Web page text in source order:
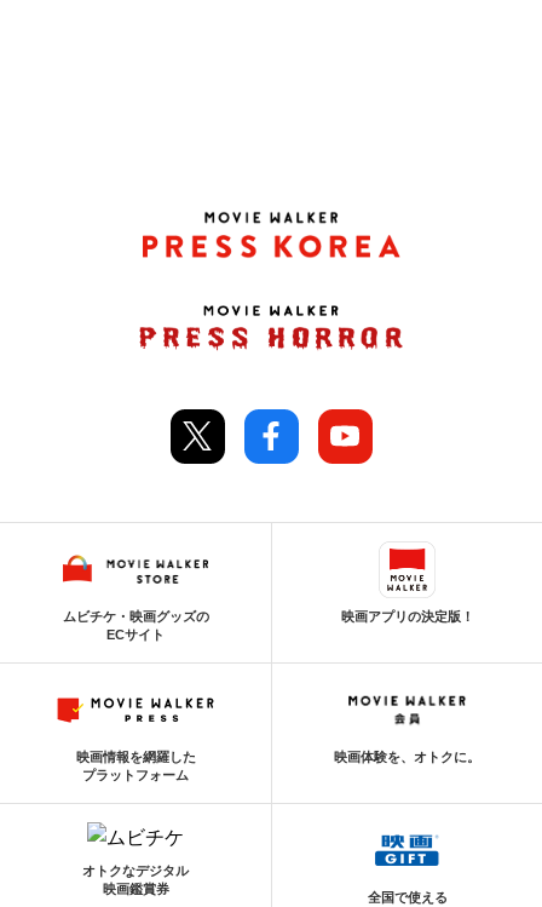
ムビチケ・映画グッズの
ECサイト
映画アプリの決定版！
映画情報を網羅した
プラットフォーム
映画体験を、オトクに。
オトクなデジタル
映画鑑賞券
全国で使える